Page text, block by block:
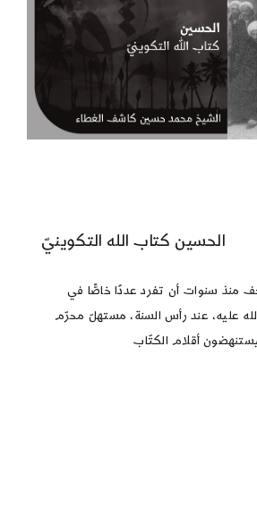
الحسين كتاب الله التكوينيّ
منذ سنوات أن تفرد عددًا خاصًّا في
عليه، عند رأس السنة، مستهلّ محرّم
أقلام الكتّاب